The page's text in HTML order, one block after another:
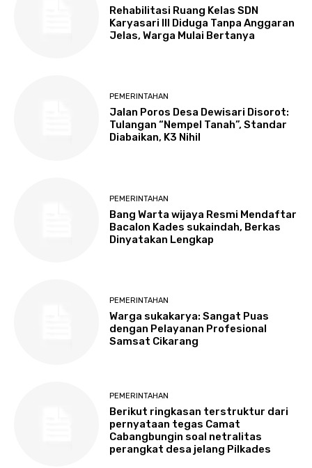
Rehabilitasi Ruang Kelas SDN
Karyasari III Diduga Tanpa Anggaran
Jelas, Warga Mulai Bertanya
PEMERINTAHAN
Jalan Poros Desa Dewisari Disorot:
Tulangan “Nempel Tanah”, Standar
Diabaikan, K3 Nihil
PEMERINTAHAN
Bang Warta wijaya Resmi Mendaftar
Bacalon Kades sukaindah, Berkas
Dinyatakan Lengkap
PEMERINTAHAN
Warga sukakarya: Sangat Puas
dengan Pelayanan Profesional
Samsat Cikarang
PEMERINTAHAN
Berikut ringkasan terstruktur dari
pernyataan tegas Camat
Cabangbungin soal netralitas
perangkat desa jelang Pilkades